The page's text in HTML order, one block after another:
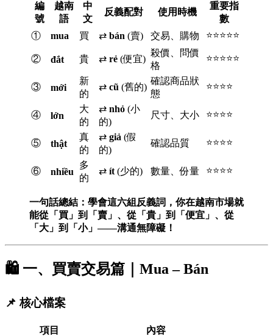
編
號
越南
語
中
文
反義配對 使用時機
重要指
數
①
mua 買 ⇄ bán (賣) 交易、購物 ⭐⭐⭐⭐⭐
② đắt 貴 ⇄ rẻ (便宜)
殺價、問價
格
⭐⭐⭐⭐⭐
③ mới
新
的
⇄ cũ (舊的)
確認商品狀
態
⭐⭐⭐⭐
④ lớn
大
的
⇄ nhỏ (小
的)
尺寸、大小 ⭐⭐⭐⭐
⑤ thật
真
的
⇄ giả (假
的)
確認品質 ⭐⭐⭐⭐
⑥ nhiều
多
的
⇄ ít(少的) 數量、份量 ⭐⭐⭐⭐
一句話總結：學會這六組反義詞，你在越南市場就
能從「買」到「賣」、從「貴」到「便宜」、從
「大」到「小」——溝通無障礙！
🛍️ 一、買賣交易篇｜Mua – Bán
📌 核心檔案
項目
內容